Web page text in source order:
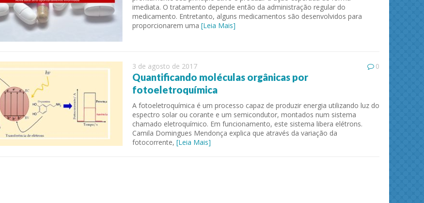
imediata. O tratamento depende então da administração regular do
medicamento. Entretanto, alguns medicamentos são desenvolvidos para
proporcionarem uma [Leia Mais]
3 de agosto de 2017 0
Quantificando moléculas orgânicas por
fotoeletroquímica
A fotoeletroquímica é um processo capaz de produzir energia utilizando luz do
espectro solar ou corante e um semicondutor, montados num sistema
chamado eletroquímico. Em funcionamento, este sistema libera elétrons.
Camila Domingues Mendonça explica que através da variação da
fotocorrente, [Leia Mais]
Science
Sustainable Energy Technologies and